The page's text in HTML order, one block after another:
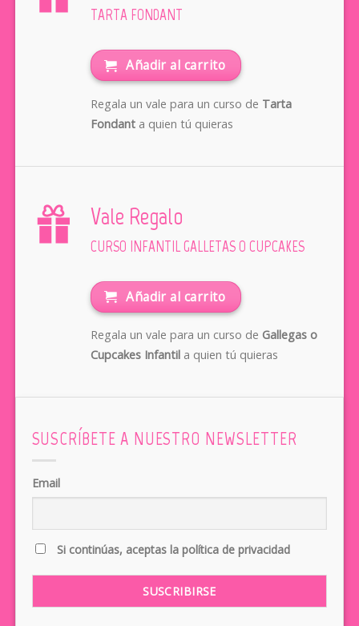
TARTA FONDANT
Añadir al carrito
Regala un vale para un curso de Tarta
Fondanta quien tú quieras
Vale Regalo
CURSO INFANTIL GALLETAS O CUPCAKES
Añadir al carrito
Regala un vale para un curso de Gallegas o
Cupcakes Infantila quien tú quieras
SUSCRÍBETE A NUESTRO NEWSLETTER
Email
Si continúas, aceptas la política de privacidad